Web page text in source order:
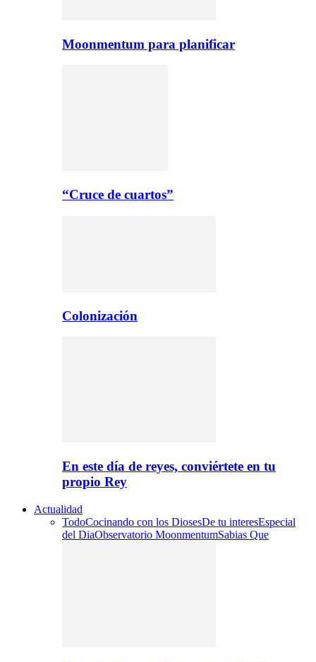
Moonmentum para planificar
“Cruce de cuartos”
Colonización
En este día de reyes, conviértete en tu
propio Rey
Actualidad
TodoCocinando con los DiosesDe tu interesEspecial
del DiaObservatorio MoonmentumSabias Que